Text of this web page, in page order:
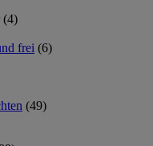
(4)
frei (6)
(49)